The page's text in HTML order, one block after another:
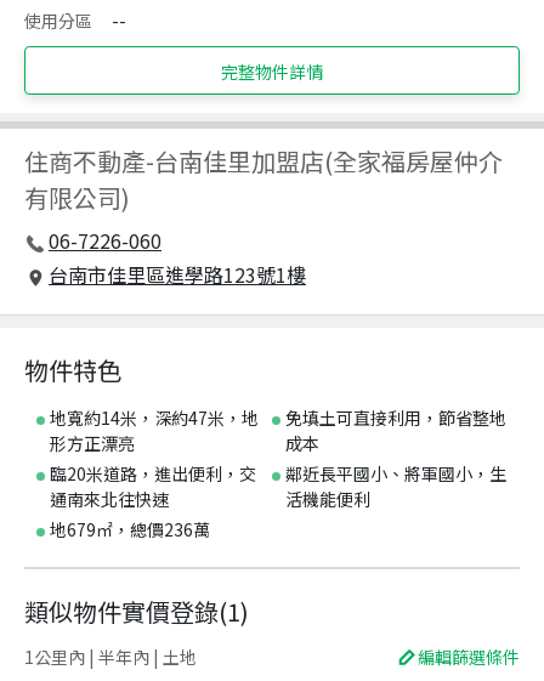
使用分區
--
完整物件詳情
住商不動產-台南佳里加盟店(全家福房屋仲介
有限公司)
06-7226-060
台南市佳里區進學路123號1樓
物件特色
地寬約14米，深約47米，地
形方正漂亮
免填土可直接利用，節省整地
成本
臨20米道路，進出便利，交
通南來北往快速
鄰近長平國小、將軍國小，生
活機能便利
地679㎡，總價236萬
類似物件實價登錄(1)
1公里內 | 半年內 | 土地 編輯篩選條件